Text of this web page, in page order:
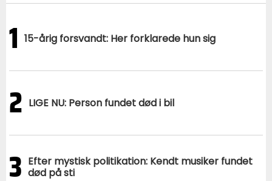
1 15-årig forsvandt: Her forklarede hun sig
2 LIGE NU: Person fundet død i bil
3 Efter mystisk politikation: Kendt musiker fundet
død på sti